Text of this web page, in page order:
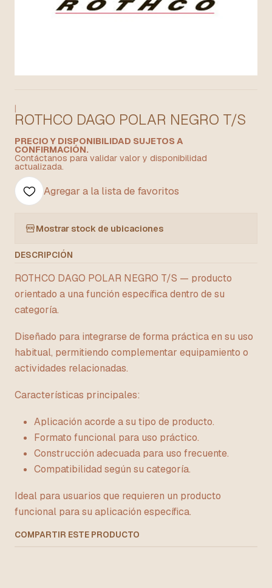
|
ROTHCO DAGO POLAR NEGRO T/S
PRECIO Y DISPONIBILIDAD SUJETOS A
CONFIRMACIÓN.
Contáctanos para validar valor y disponibilidad
actualizada.
Agregar a la lista de favoritos
Mostrar stock de ubicaciones
DESCRIPCIÓN
ROTHCO DAGO POLAR NEGRO T/S — producto
orientado a una función específica dentro de su
categoría.
Diseñado para integrarse de forma práctica en su uso
habitual, permitiendo complementar equipamiento o
actividades relacionadas.
Características principales:
Aplicación acorde a su tipo de producto.
Formato funcional para uso práctico.
Construcción adecuada para uso frecuente.
Compatibilidad según su categoría.
Ideal para usuarios que requieren un producto
funcional para su aplicación específica.
COMPARTIR ESTE PRODUCTO